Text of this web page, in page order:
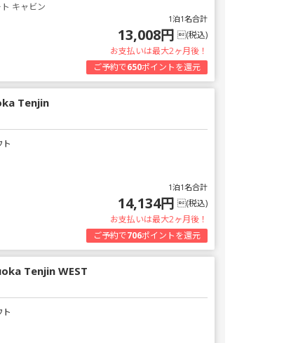
キャビン
1泊1名合計
13,008円 (税込)
お支払いは最大2ヶ月後！
ご予約で650ポイントを還元
Tenjin
1泊1名合計
14,134円 (税込)
お支払いは最大2ヶ月後！
ご予約で706ポイントを還元
Tenjin WEST